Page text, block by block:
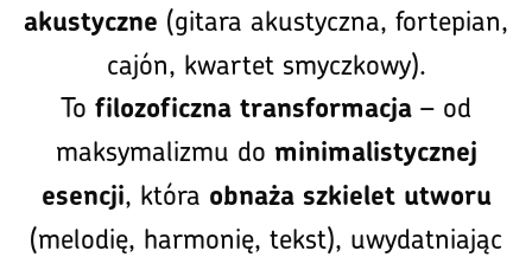
akustyczne (gitara akustyczna, fortepian,
cajón, kwartet smyczkowy).
To filozoficzna transformacja – od
maksymalizmu do minimalistycznej
esencji, która obnaża szkielet utworu
(melodię, harmonię, tekst), uwydatniając